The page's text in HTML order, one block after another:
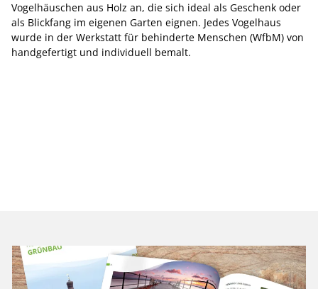
Vogelhäuschen aus Holz an, die sich ideal als Geschenk oder
als Blickfang im eigenen Garten eignen. Jedes Vogelhaus
wurde in der Werkstatt für behinderte Menschen (WfbM) von
handgefertigt und individuell bemalt.